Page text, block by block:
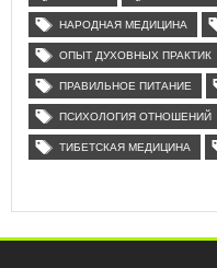
НАРОДНАЯ МЕДИЦИНА
ОПЫТ ДУХОВНЫХ ПРАКТИК
ПРАВИЛЬНОЕ ПИТАНИЕ
ПСИХОЛОГИЯ ОТНОШЕНИЙ
ТИБЕТСКАЯ МЕДИЦИНА